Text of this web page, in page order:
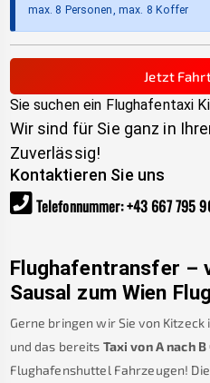
max. 8 Personen, max. 8 Koffer
Jetzt
Sie suchen ein Flughafentaxi
Wir sind für Sie ganz in
Zuverlässig!
Kontaktieren Sie uns
Telefonnummer:+43 667 795
Flughafentransfer –
Sausal zum Wien
Gerne bringen wir Sie von Kitzeck
und das bereits Taxi von A nach B
Flughafenshuttel Fahrzeugen!